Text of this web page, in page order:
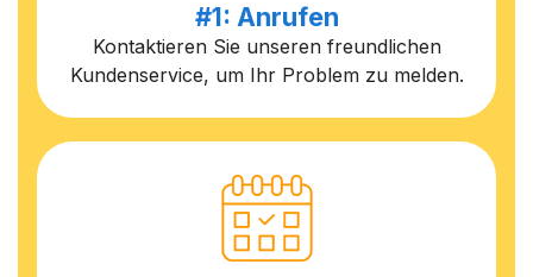
#1: Anrufen
Kontaktieren Sie unseren freundlichen
Kundenservice, um Ihr Problem zu melden.